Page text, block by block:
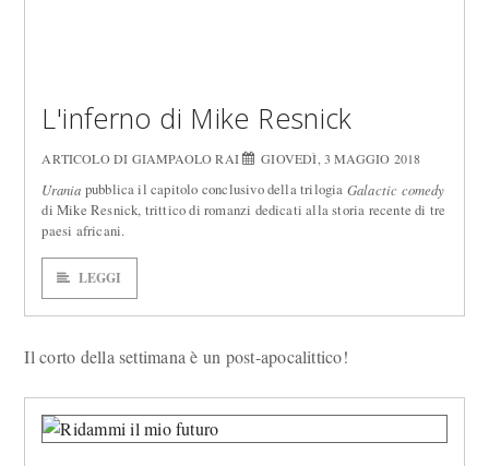
L'inferno di Mike Resnick
ARTICOLO DI GIAMPAOLO RAI GIOVEDÌ, 3 MAGGIO 2018
Urania pubblica il capitolo conclusivo della trilogia Galactic comedy
di Mike Resnick, trittico di romanzi dedicati alla storia recente di tre
paesi africani.
LEGGI
Il corto della settimana è un post-apocalittico!